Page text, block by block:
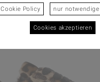
Cookie Policy nur
Cookies akzeptieren